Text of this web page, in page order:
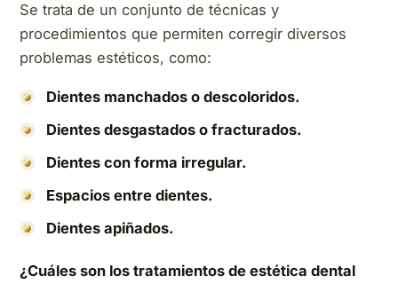
Se trata de un conjunto de técnicas y
procedimientos que permiten corregir diversos
problemas estéticos, como:
Dientes manchados o descoloridos.
Dientes desgastados o fracturados.
Dientes con forma irregular.
Espacios entre dientes.
Dientes apiñados.
¿Cuáles son los tratamientos de estética dental